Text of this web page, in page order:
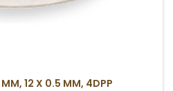
12 X 0.5 MM, 4DPP